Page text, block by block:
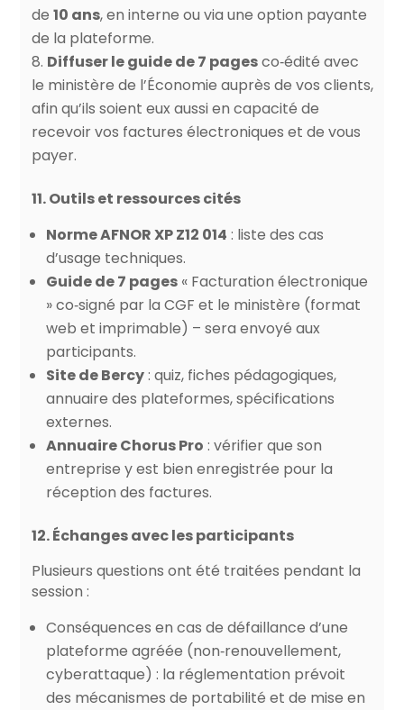
de 10 ans, en interne ou via une option payante
de la plateforme.
Diffuser le guide de 7 pagesco‑édité avec
le ministère de l’Économie auprès de vos clients,
afin qu’ils soient eux aussi en capacité de
recevoir vos factures électroniques et de vous
payer.
11. Outils et ressources cités
Norme AFNOR XP Z12 014 : liste des cas
d’usage techniques.
Guide de 7 pages« Facturation électronique
» co‑signé par la CGF et le ministère (format
web et imprimable) – sera envoyé aux
participants.
Site de Bercy: quiz, fiches pédagogiques,
annuaire des plateformes, spécifications
externes.
Annuaire Chorus Pro : vérifier que son
entreprise y est bien enregistrée pour la
réception des factures.
12. Échanges avec les participants
Plusieurs questions ont été traitées pendant la
session :
Conséquences en cas de défaillance d’une
plateforme agréée (non‑renouvellement,
cyberattaque) : la réglementation prévoit
des mécanismes de portabilité et de mise en